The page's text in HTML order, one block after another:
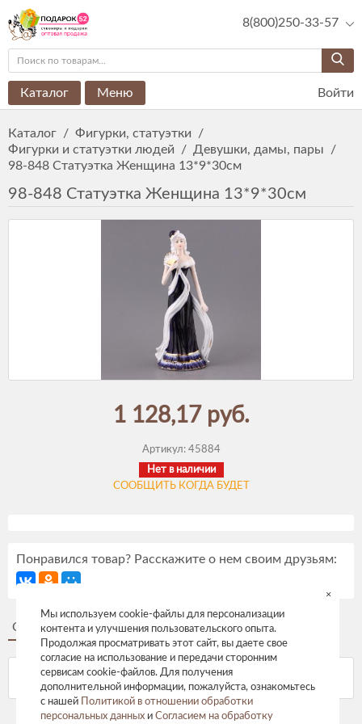
8(800)250-33-57
Каталог Меню Войти
Каталог / Фигурки, статуэтки
/
Фигурки и статуэтки людей
/ Девушки, дамы, пары
/
98-848 Статуэтка Женщина 13*9*30см
98-848 Статуэтка Женщина 13*9*30см
1 128,17 руб.
Артикул: 45884
Нет в наличии
СООБЩИТЬ КОГДА БУДЕТ
Понравился товар? Расскажите о нем своим друзьям:
Описание Отзывы
Мы используем cookie-файлы для персонализации
контента и улучшения пользовательского опыта.
Продолжая просматривать этот сайт, вы даете свое
согласие на использование и передачи сторонним
сервисам cookie-файлов. Для получения
дополнительной информации, пожалуйста, ознакомьтесь
с нашей
Политикой в отношении обработки
персональных данных и Согласием на обработку
×